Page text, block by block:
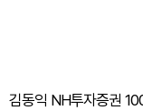
김동익 NH투자증권